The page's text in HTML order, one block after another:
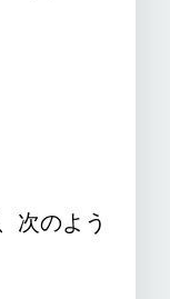
次のよう